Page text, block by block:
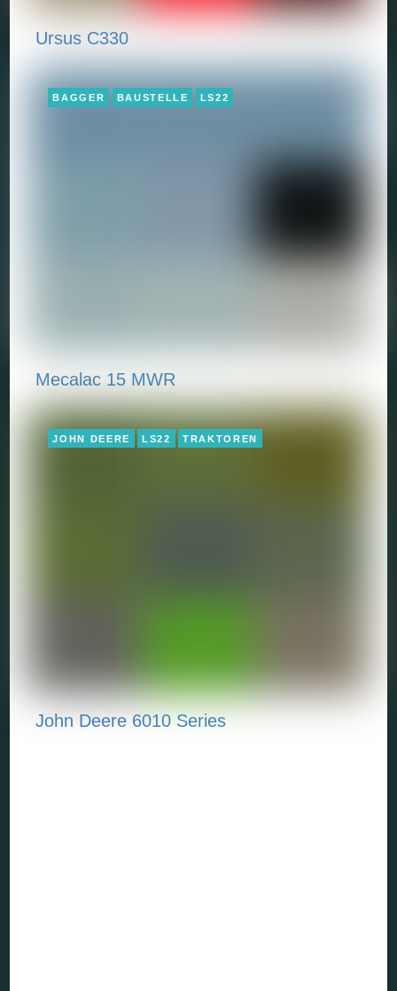
Ursus C330
BAGGER BAUSTELLE LS22
Mecalac 15 MWR
JOHN DEERE LS22 TRAKTOREN
John Deere 6010 Series